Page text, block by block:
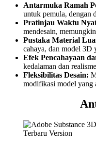
Antarmuka Ramah
untuk pemula, dengan
Pratinjau Waktu
mendesain,
Pustaka Material
cahaya, dan model 3D
Efek Pencahayaan
kedalaman dan
Fleksibilitas Desain:
modifikasi model yang